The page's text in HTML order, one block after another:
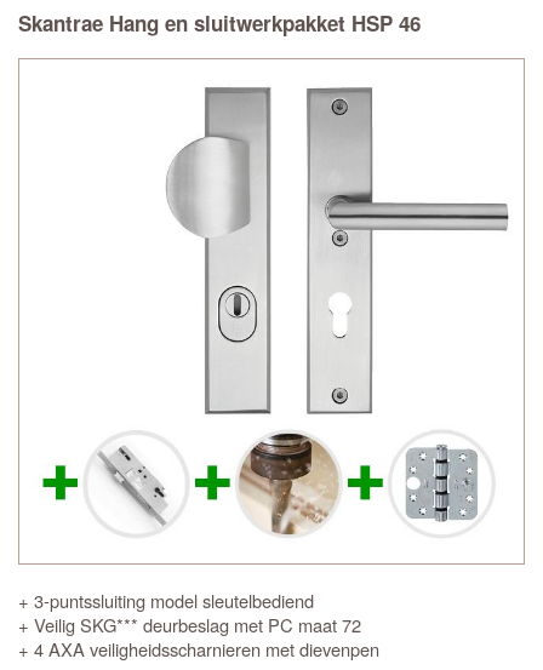
Skantrae Hang en sluitwerkpakket HSP 46
+ 3-puntssluiting model sleutelbediend
+ Veilig SKG*** deurbeslag met PC maat 72
+ 4 AXA veiligheidsscharnieren met dievenpen